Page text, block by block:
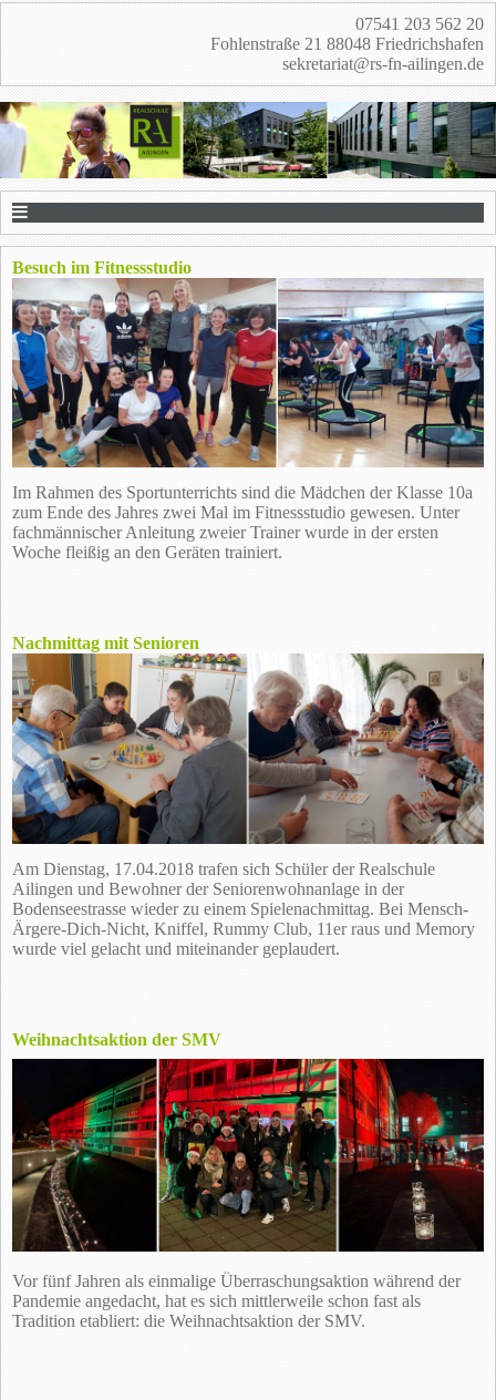
07541 203 562 20
Fohlenstraße 21 88048 Friedrichshafen
sekretariat@rs-fn-ailingen.de
Besuch im Fitnessstudio
Im Rahmen des Sportunterrichts sind die Mädchen der Klasse 10a
zum Ende des Jahres zwei Mal im Fitnessstudio gewesen. Unter
fachmännischer Anleitung zweier Trainer wurde in der ersten
Woche fleißig an den Geräten trainiert.
Nachmittag mit Senioren
Am Dienstag, 17.04.2018 trafen sich Schüler der Realschule
Ailingen und Bewohner der Seniorenwohnanlage in der
Bodenseestrasse wieder zu einem Spielenachmittag. Bei Mensch-
Ärgere-Dich-Nicht, Kniffel, Rummy Club, 11er raus und Memory
wurde viel gelacht und miteinander geplaudert.
Weihnachtsaktion der SMV
Vor fünf Jahren als einmalige Überraschungsaktion während der
Pandemie angedacht, hat es sich mittlerweile schon fast als
Tradition etabliert: die Weihnachtsaktion der SMV.